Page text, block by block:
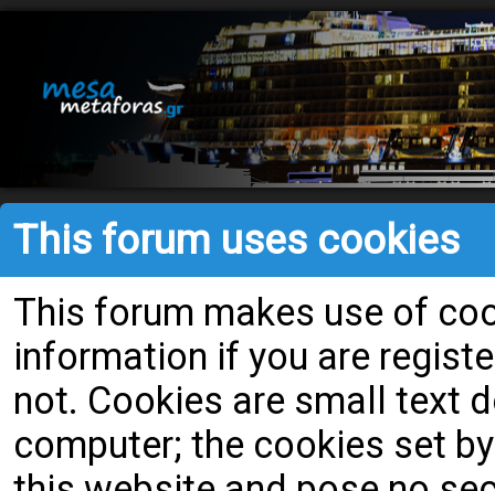
This forum uses cookies
This forum makes use of
information if you are
not. Cookies are small text
computer; the cookies set